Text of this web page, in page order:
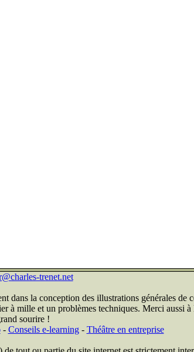
trenet.net
dans la conception des illustrations générales de
à mille et un problèmes techniques. Merci aussi
sourire !
- Conseils e-learning- Théâtre en entreprise